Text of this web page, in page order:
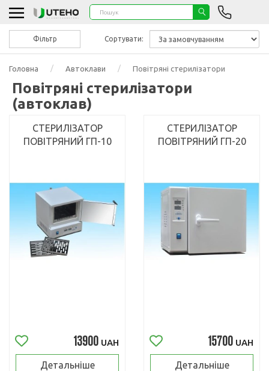
Головна Автоклави Повітряні стерилізатори
Повітряні стерилізатори
(автоклав)
Фільтр Сортувати:
СТЕРИЛІЗАТОР
ПОВІТРЯНИЙ ГП-10
13900 UAH
Детальніше
СТЕРИЛІЗАТОР
ПОВІТРЯНИЙ ГП-20
15700 UAH
Детальніше